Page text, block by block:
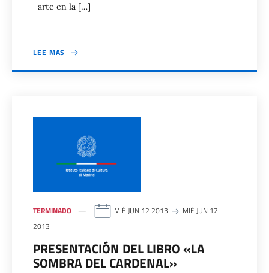
arte en la […]
LEE MAS
TERMINADO MIÉ JUN 12 2013
MIÉ JUN 12
2013
PRESENTACIÓN DEL LIBRO «LA
SOMBRA DEL CARDENAL»